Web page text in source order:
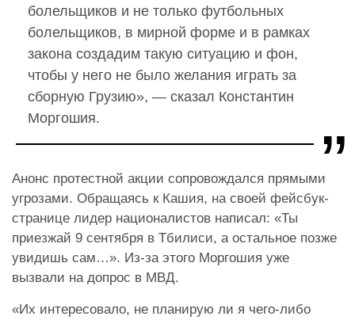
болельщиков и не только футбольных
болельщиков, в мирной форме и в рамках
закона создадим такую ситуацию и фон,
чтобы у него не было желания играть за
сборную Грузию», — сказал Константин
Моргошия.
Анонс протестной акции сопровождался прямыми
угрозами. Обращаясь к Кашия, на своей фейсбук-
странице лидер националистов написал: «Ты
приезжай 9 сентября в Тбилиси, а остальное позже
увидишь сам…». Из-за этого Моргошия уже
вызвали на допрос в МВД.
«Их интересовало, не планирую ли я чего-либо